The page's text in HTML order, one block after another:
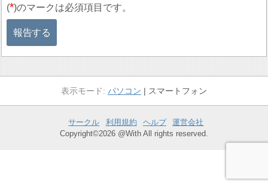
(*)のマークは必須項目です。
報告する
パソコン スマートフォン
サークル 利用規約 ヘルプ
運営会社
Copyright©2026 @With All rights reserved.